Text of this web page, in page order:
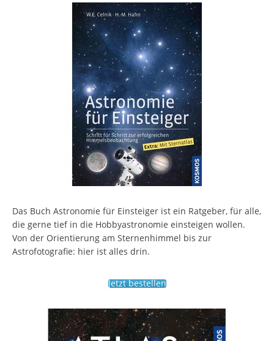
Das Buch Astronomie für Einsteiger ist ein Ratgeber, für alle,
die gerne tief in die Hobbyastronomie einsteigen wollen.
Von der Orientierung am Sternenhimmel bis zur
Astrofotografie: hier ist alles drin.
Jetzt bestellen